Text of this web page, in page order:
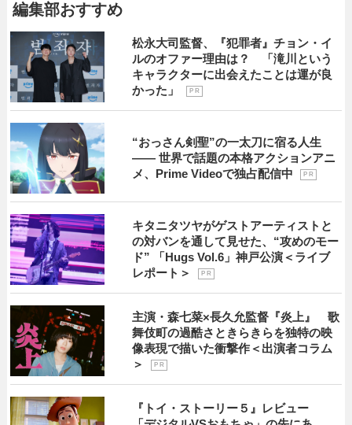
編集部おすすめ
松永大司監督、『犯罪者』チョン・イ
ルのオファー理由は？ 「滝川という
キャラクターに出会えたことは運が良
かった」
P R
“おっさん剣聖”の一太刀に宿る人生
―― 世界で話題の本格アクションアニ
メ、Prime Videoで独占配信中
P R
キタニタツヤがゲストアーティストと
の対バンを通して見せた、“攻めのモー
ド” 「Hugs Vol.6」神戸公演＜ライブ
レポート＞
P R
主演・森七菜×長久允監督『炎上』 歌
舞伎町の過酷さときらきらを独特の映
像表現で描いた衝撃作＜出演者コラム
＞
P R
『トイ・ストーリー５』レビュー